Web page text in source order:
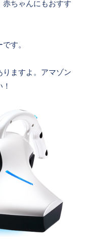
ちゃんにもおすす
す。
ますよ。アマゾン